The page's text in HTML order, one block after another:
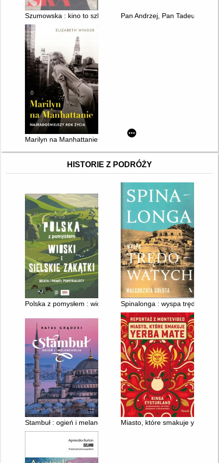
Szumowska : kino to szkoła przetrwaniaPan Andrzej, Pan Tadeusz :
Marilyn na Manhattanie : najradośniejszy rok życia
HISTORIE Z PODRÓŻY
Polska z pomysłem : wioski i sielskie zakątki
Spinalonga : wyspa
Stambuł : ogień i melancholia Miasto, które smakuje yerba